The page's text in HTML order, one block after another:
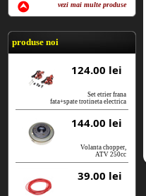
vezi mai multe produse
vezi produse
produse noi
124.00 lei
Set etrier frana
fata+spate trotineta electrica
144.00 lei
Volanta chopper,
ATV 250cc
39.00 lei